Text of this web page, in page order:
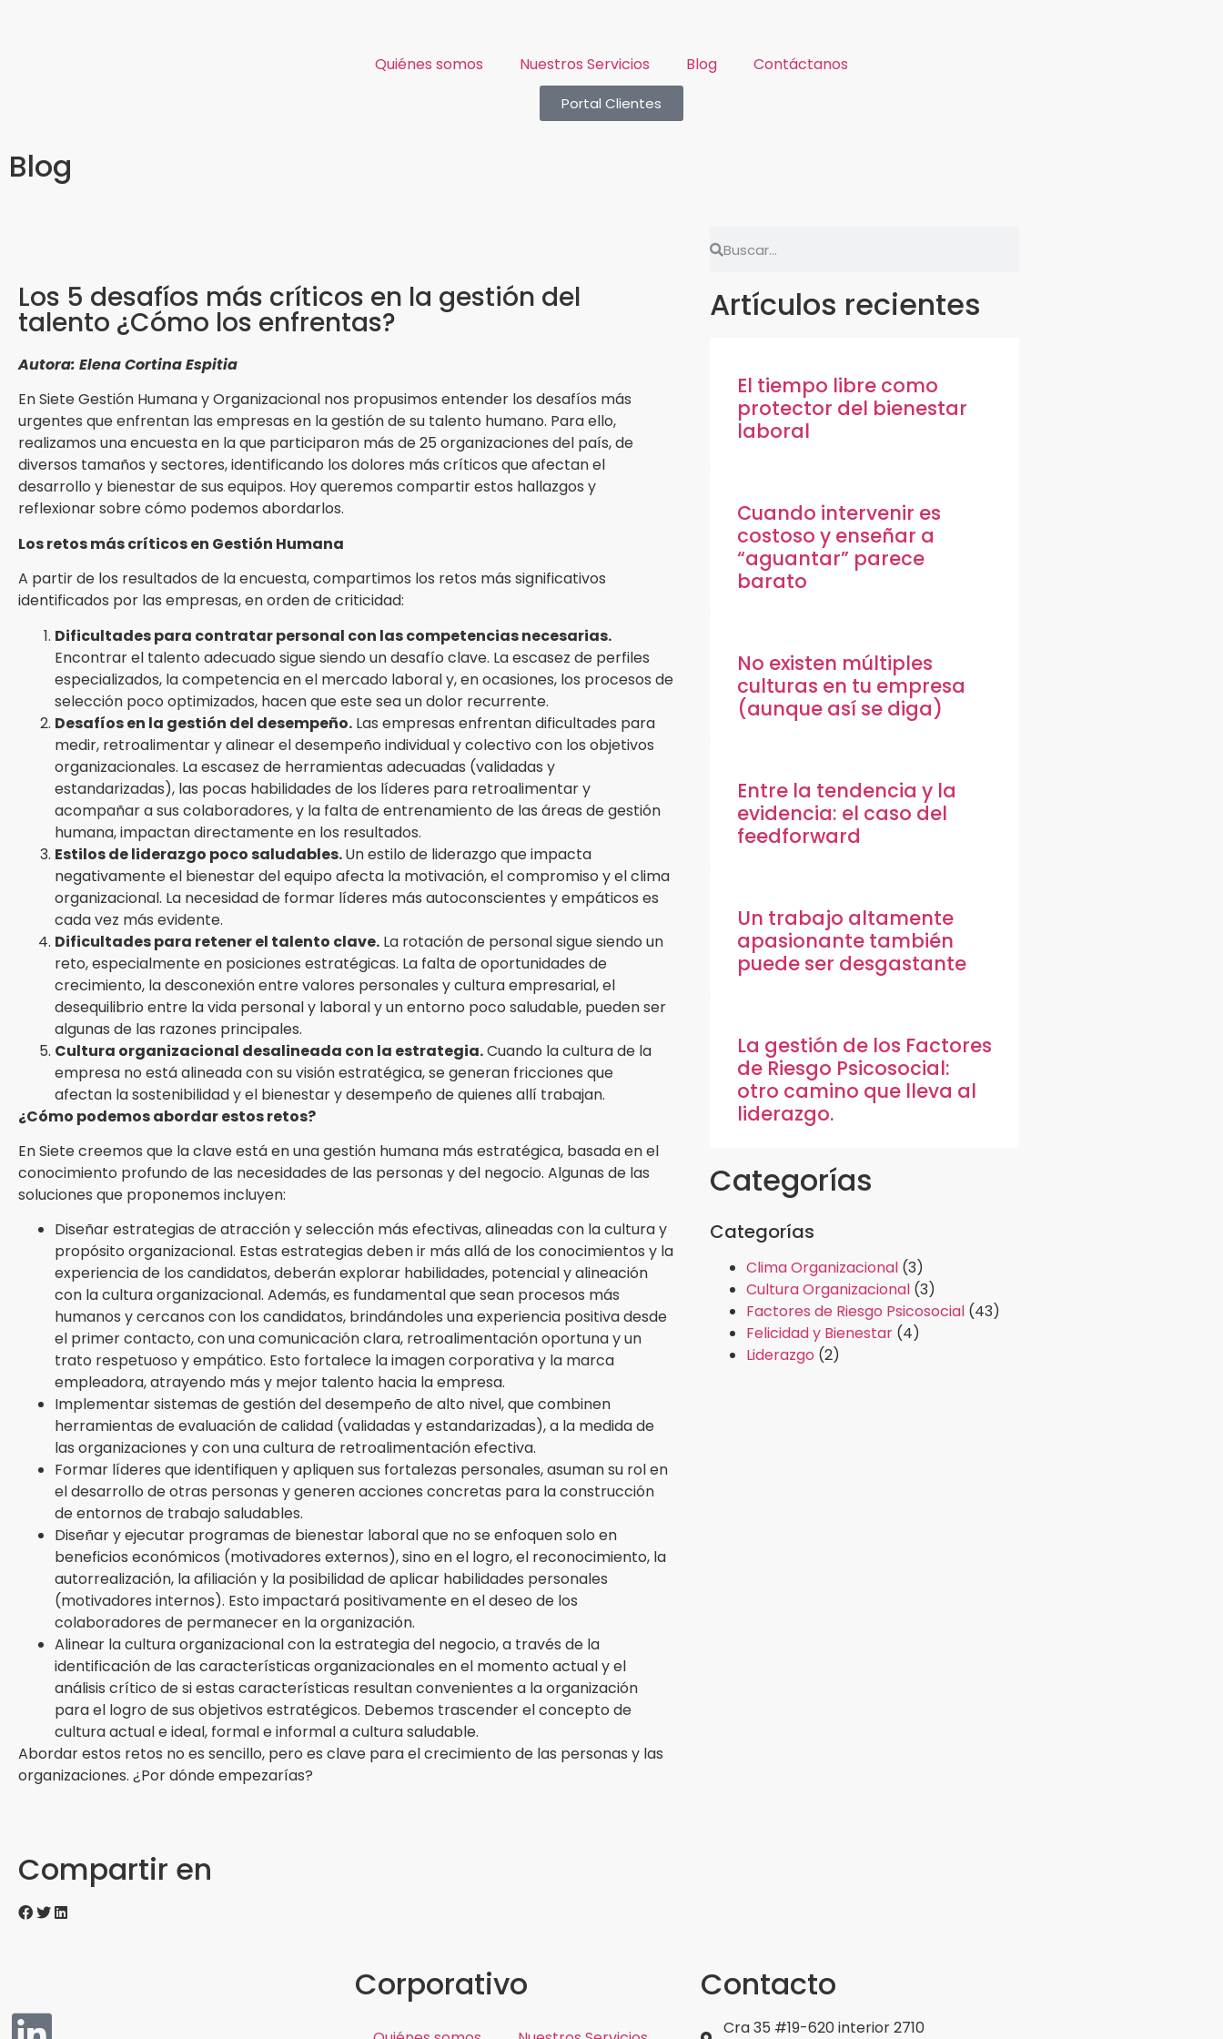
Quiénes somos Nuestros Servicios Blog Contáctanos
Portal Clientes
Blog
Los 5 desafíos más críticos en la gestión del
talento ¿Cómo los enfrentas?
Autora: Elena Cortina Espitia
En Siete Gestión Humana y Organizacional nos propusimos entender los desafíos más
urgentes que enfrentan las empresas en la gestión de su talento humano. Para ello,
realizamos una encuesta en la que participaron más de 25 organizaciones del país, de
diversos tamaños y sectores, identificando los dolores más críticos que afectan el
desarrollo y bienestar de sus equipos. Hoy queremos compartir estos hallazgos y
reflexionar sobre cómo podemos abordarlos.
Los retos más críticos en Gestión Humana
A partir de los resultados de la encuesta, compartimos los retos más significativos
identificados por las empresas, en orden de criticidad:
Dificultades para contratar personal con las competencias necesarias.
Encontrar el talento adecuado sigue siendo un desafío clave. La escasez de perfiles
especializados, la competencia en el mercado laboral y, en ocasiones, los procesos de
selección poco optimizados, hacen que este sea un dolor recurrente.
Desafíos en la gestión del desempeño. Las empresas enfrentan dificultades para
medir, retroalimentar y alinear el desempeño individual y colectivo con los objetivos
organizacionales. La escasez de herramientas adecuadas (validadas y
estandarizadas), las pocas habilidades de los líderes para retroalimentar y
acompañar a sus colaboradores, y la falta de entrenamiento de las áreas de gestión
humana, impactan directamente en los resultados.
Estilos de liderazgo poco saludables.Un estilo de liderazgo que impacta
negativamente el bienestar del equipo afecta la motivación, el compromiso y el clima
organizacional. La necesidad de formar líderes más autoconscientes y empáticos es
cada vez más evidente.
Dificultades para retener el talento clave. La rotación de personal sigue siendo un
reto, especialmente en posiciones estratégicas. La falta de oportunidades de
crecimiento, la desconexión entre valores personales y cultura empresarial, el
desequilibrio entre la vida personal y laboral y un entorno poco saludable, pueden ser
algunas de las razones principales.
Cultura organizacional desalineada con la estrategia.Cuando la cultura de la
empresa no está alineada con su visión estratégica, se generan fricciones que
afectan la sostenibilidad y el bienestar y desempeño de quienes allí trabajan.
¿Cómo podemos abordar estos retos?
En Siete creemos que la clave está en una gestión humana más estratégica, basada en el
conocimiento profundo de las necesidades de las personas y del negocio. Algunas de las
soluciones que proponemos incluyen:
Diseñar estrategias de atracción y selección más efectivas, alineadas con la cultura y
propósito organizacional. Estas estrategias deben ir más allá de los conocimientos y la
experiencia de los candidatos, deberán explorar habilidades, potencial y alineación
con la cultura organizacional. Además, es fundamental que sean procesos más
humanos y cercanos con los candidatos, brindándoles una experiencia positiva desde
el primer contacto, con una comunicación clara, retroalimentación oportuna y un
trato respetuoso y empático. Esto fortalece la imagen corporativa y la marca
empleadora, atrayendo más y mejor talento hacia la empresa.
Implementar sistemas de gestión del desempeño de alto nivel, que combinen
herramientas de evaluación de calidad (validadas y estandarizadas), a la medida de
las organizaciones y con una cultura de retroalimentación efectiva.
Formar líderes que identifiquen y apliquen sus fortalezas personales, asuman su rol en
el desarrollo de otras personas y generen acciones concretas para la construcción
de entornos de trabajo saludables.
Diseñar y ejecutar programas de bienestar laboral que no se enfoquen solo en
beneficios económicos (motivadores externos), sino en el logro, el reconocimiento, la
autorrealización, la afiliación y la posibilidad de aplicar habilidades personales
(motivadores internos). Esto impactará positivamente en el deseo de los
colaboradores de permanecer en la organización.
Alinear la cultura organizacional con la estrategia del negocio, a través de la
identificación de las características organizacionales en el momento actual y el
análisis crítico de si estas características resultan convenientes a la organización
para el logro de sus objetivos estratégicos. Debemos trascender el concepto de
cultura actual e ideal, formal e informal a cultura saludable.
Abordar estos retos no es sencillo, pero es clave para el crecimiento de las personas y las
organizaciones. ¿Por dónde empezarías?
Artículos recientes
El tiempo libre como
protector del bienestar
laboral
Cuando intervenir es
costoso y enseñar a
“aguantar” parece
barato
No existen múltiples
culturas en tu empresa
(aunque así se diga)
Entre la tendencia y la
evidencia: el caso del
feedforward
Un trabajo altamente
apasionante también
puede ser desgastante
La gestión de los Factores
de Riesgo Psicosocial:
otro camino que lleva al
liderazgo.
Categorías
Categorías
Clima Organizacional(3)
Cultura Organizacional(3)
Factores de Riesgo Psicosocial(43)
Felicidad y Bienestar(4)
Liderazgo (2)
Compartir en
Corporativo Contacto
Cra 35 #19-620 interior 2710